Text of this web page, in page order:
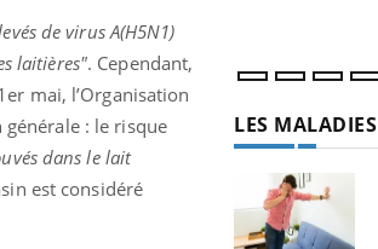
de virus A(H5N1)
laitières". Cependant,
mai, l’Organisation
: le risque
dans le lait
est considéré
LES MALADIES